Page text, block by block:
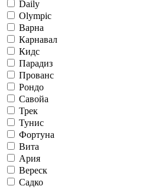
Daily
Olympic
Варна
Карнавал
Кидс
Парадиз
Прованс
Рондо
Савойа
Трек
Тунис
Фортуна
Вита
Ария
Вереск
Садко